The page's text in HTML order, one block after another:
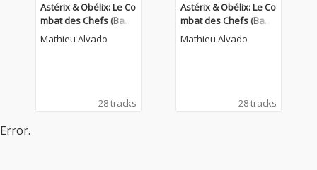
Astérix & Obélix: Le Co
mbat des Chefs (Band
e originale de la série
Mathieu Alvado
28 tracks
Astérix & Obélix: Le Co
mbat des Chefs (Band
e originale de la série
Mathieu Alvado
28 tracks
Error.